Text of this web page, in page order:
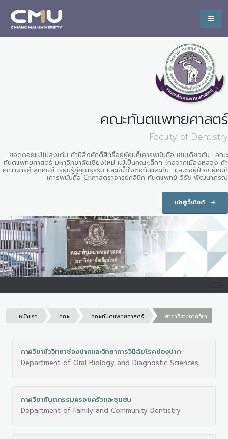
คณะทันตแพทยศาสตร์
Faculty of Dentistry
ยอดดอยแม้ไม่สูงเด่น ถ้ามีสิ่งศักดิ์สิทธิ์อยู่ผู้คนก็เคารพนับถือ เช่นเดียวกัน... คณะ
ทันตแพทยศาสตร์ มหาวิทยาลัยเชียงใหม่ แม้เป็นคณะเล็กๆ ไกลจากเมืองหลวง ถ้า
คณาจารย์ ลูกศิษย์ เรียนรู้คู่คุณธรรม และมีน้ำใจต่อกันและกัน... และต่อผู้ป่วย ผู้คนก็
เคารพนับถือ Cr.ศาสตราจารย์คลินิก ทันตแพทย์ วิรัช พัฒนาภรณ์
เข้าสู่เว็บไซต์
หน้าแรก คณะ คณะทันตแพทยศาสตร์ สาขาวิชา/ภาควิชา
ภาควิชาชีววิทยาช่องปากและวิทยาการวินิฉัยโรคช่องปาก
Department of Oral Biology and Diagnostic Sciences
ภาควิชาทันตกรรมครอบครัวและชุมชน
Department of Family and Community Dentistry